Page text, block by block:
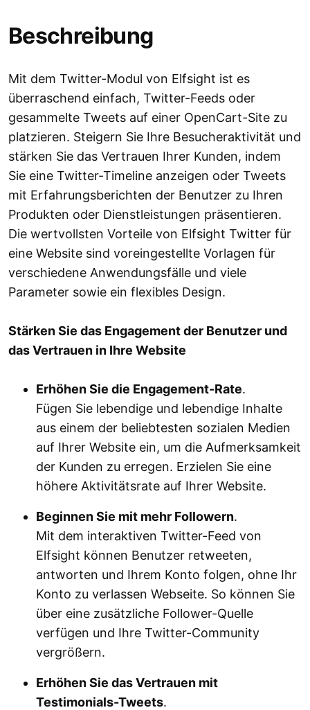
Beschreibung
Mit dem Twitter-Modul von Elfsight ist es
überraschend einfach, Twitter-Feeds oder
gesammelte Tweets auf einer OpenCart-Site zu
platzieren. Steigern Sie Ihre Besucheraktivität und
stärken Sie das Vertrauen Ihrer Kunden, indem
Sie eine Twitter-Timeline anzeigen oder Tweets
mit Erfahrungsberichten der Benutzer zu Ihren
Produkten oder Dienstleistungen präsentieren.
Die wertvollsten Vorteile von Elfsight Twitter für
eine Website sind voreingestellte Vorlagen für
verschiedene Anwendungsfälle und viele
Parameter sowie ein flexibles Design.
Stärken Sie das Engagement der Benutzer und
das Vertrauen in Ihre Website
Erhöhen Sie die Engagement-Rate.
Fügen Sie lebendige und lebendige Inhalte
aus einem der beliebtesten sozialen Medien
auf Ihrer Website ein, um die Aufmerksamkeit
der Kunden zu erregen. Erzielen Sie eine
höhere Aktivitätsrate auf Ihrer Website.
Beginnen Sie mit mehr Followern.
Mit dem interaktiven Twitter-Feed von
Elfsight können Benutzer retweeten,
antworten und Ihrem Konto folgen, ohne Ihr
Konto zu verlassen Webseite. So können Sie
über eine zusätzliche Follower-Quelle
verfügen und Ihre Twitter-Community
vergrößern.
Erhöhen Sie das Vertrauen mit
Testimonials-Tweets.